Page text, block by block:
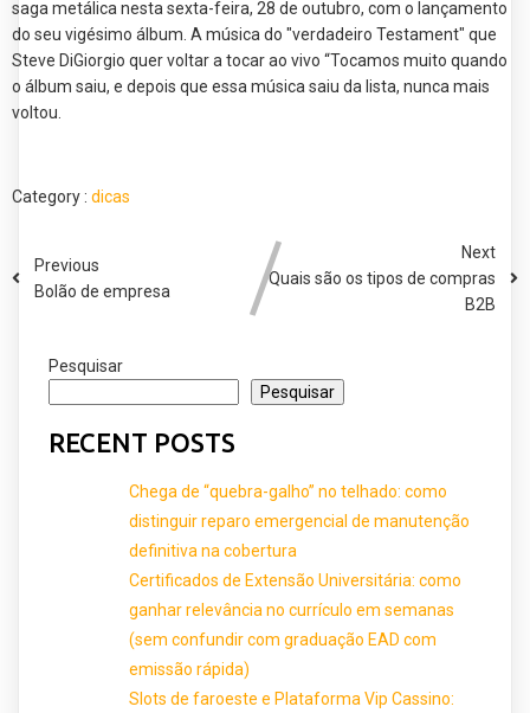
saga metálica nesta sexta-feira, 28 de outubro, com o lançamento
do seu vigésimo álbum. A música do "verdadeiro Testament" que
Steve DiGiorgio quer voltar a tocar ao vivo “Tocamos muito quando
o álbum saiu, e depois que essa música saiu da lista, nunca mais
voltou.
Category : dicas
Previous
Bolão de empresa
Next
Quais são os tipos de compras
B2B
Pesquisar
Pesquisar
RECENT POSTS
Chega de “quebra-galho” no telhado: como
distinguir reparo emergencial de manutenção
definitiva na cobertura
Certificados de Extensão Universitária: como
ganhar relevância no currículo em semanas
(sem confundir com graduação EAD com
emissão rápida)
Slots de faroeste e Plataforma Vip Cassino: